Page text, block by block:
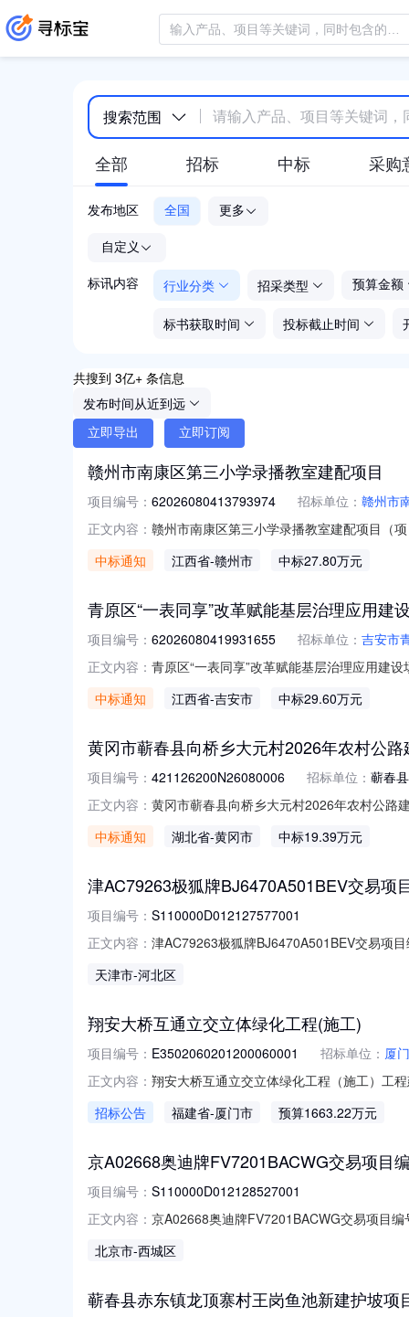
搜索范围
全部 招标 中标 采购
发布地区 全国 更多
自定义
标讯内容 行业分类 招采类型 预算金额
标书获取时间 投标截止时间
共搜到 3亿+ 条信息
发布时间从近到远
立即导出 立即订阅
赣州市南康区第三小学录播教室建配项目
项目编号： 62026080413793974 招标单位： 赣州市
正文内容： 赣州市南康区第三小学录播教室建配项目（
0415:43-2026-08-0718:00二、采购单位信
中标通知 江西省-赣州市 中标27.80万元
青原区“一表同享”改革赋能基层治理应用建
项目编号： 62026080419931655 招标单位： 吉安市
正文内容： 青原区“一表同享”改革赋能基层治理应用建
2026-08-0417:28-2026-08-0718:00二、采
中标通知 江西省-吉安市 中标29.60万元
黄冈市蕲春县向桥乡大元村2026年农村公
项目编号： 421126200N26080006 招标单位： 蕲春
正文内容： 黄冈市蕲春县向桥乡大元村2026年农村公路
始时间：--竞价结束时间：--公示时间交易
中标通知 湖北省-黄冈市 中标19.39万元
津AC79263极狐牌BJ6470A501BEV交易项
项目编号： S110000D012127577001
正文内容： 津AC79263极狐牌BJ6470A501BEV交易项
机构网站进行挂牌信息披露的链接：https://
天津市-河北区
翔安大桥互通立交立体绿化工程(施工)
项目编号： E3502060201200060001 招标单位： 厦
正文内容： 翔安大桥互通立交立体绿化工程（施工）工
工）/1663.22511425.66231211.8129/编制
招标公告 福建省-厦门市 预算1663.22万元
京A02668奥迪牌FV7201BACWG交易项目
项目编号： S110000D012128527001
正文内容： 京A02668奥迪牌FV7201BACWG交易项目
网站进行挂牌信息披露的链接：https://
北京市-西城区
蕲春县赤东镇龙顶寨村王岗鱼池新建护坡项